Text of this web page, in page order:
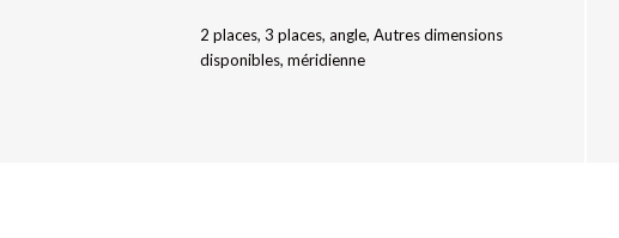
2 places, 3 places, angle, Autres dimensions
disponibles, méridienne